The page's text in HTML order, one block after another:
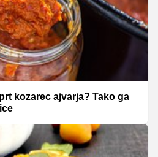
kozarec ajvarja? Tako ga